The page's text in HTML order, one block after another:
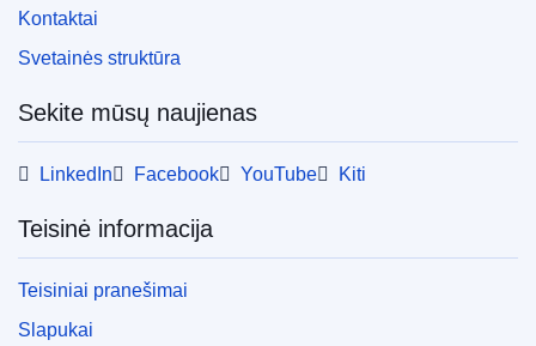
Kontaktai
Svetainės struktūra
Sekite mūsų naujienas
LinkedIn Facebook YouTube Kiti
Teisinė informacija
Teisiniai pranešimai
Slapukai